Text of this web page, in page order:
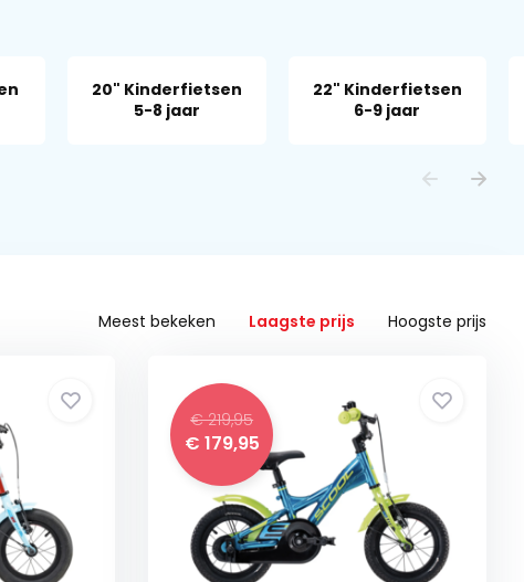
20" Kinderfietsen
5-8 jaar
22" Kinderfietsen
6-9 jaar
Meest bekeken Laagste prijs Hoogste prijs
€ 219,95
€ 179,95